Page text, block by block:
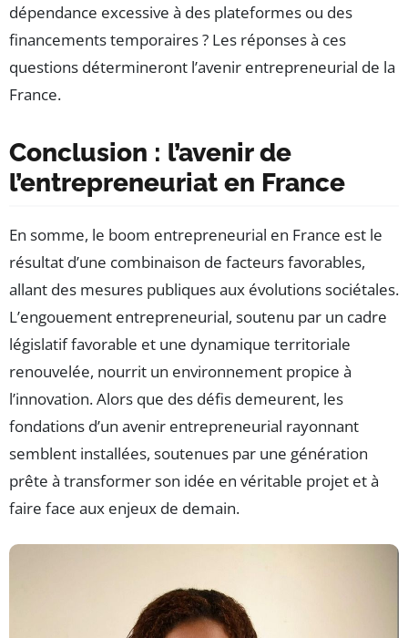
dépendance excessive à des plateformes ou des
financements temporaires ? Les réponses à ces
questions détermineront l’avenir entrepreneurial de la
France.
Conclusion : l’avenir de
l’entrepreneuriat en France
En somme, le boom entrepreneurial en France est le
résultat d’une combinaison de facteurs favorables,
allant des mesures publiques aux évolutions sociétales.
L’engouement entrepreneurial, soutenu par un cadre
législatif favorable et une dynamique territoriale
renouvelée, nourrit un environnement propice à
l’innovation. Alors que des défis demeurent, les
fondations d’un avenir entrepreneurial rayonnant
semblent installées, soutenues par une génération
prête à transformer son idée en véritable projet et à
faire face aux enjeux de demain.